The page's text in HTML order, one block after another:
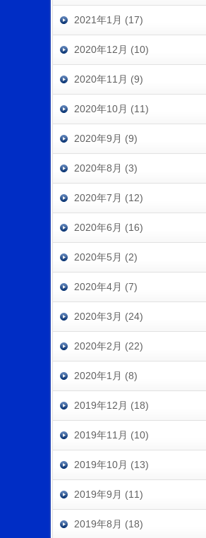
2021年1月 (17)
2020年12月 (10)
2020年11月 (9)
2020年10月 (11)
2020年9月 (9)
2020年8月 (3)
2020年7月 (12)
2020年6月 (16)
2020年5月 (2)
2020年4月 (7)
2020年3月 (24)
2020年2月 (22)
2020年1月 (8)
2019年12月 (18)
2019年11月 (10)
2019年10月 (13)
2019年9月 (11)
2019年8月 (18)